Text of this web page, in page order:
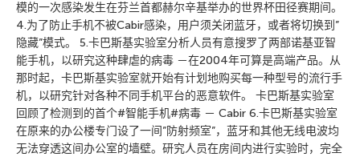
模的一次感染发生在芬兰首都赫尔辛基举办的世界杯田径赛期间。
4.为了防止手机不被Cabir感染，用户须关闭蓝牙，或者将切换到”
隐藏”模式。 5.卡巴斯基实验室分析人员有意搜罗了两部诺基亚智
能手机，以研究这种肆虐的病毒 －在2004年可算是高端产品。从
那时起，卡巴斯基实验室就开始有计划地购买每一种型号的流行手
机，以研究针对各种不同手机平台的恶意软件。 卡巴斯基实验室
回顾了检测到的首个#智能手机#病毒 － Cabir 6.卡巴斯基实验室
在原来的办公楼专门设了一间”防射频室”，蓝牙和其他无线电波均
无法穿透这间办公室的墙壁。研究人员在房间内进行实验时，完全